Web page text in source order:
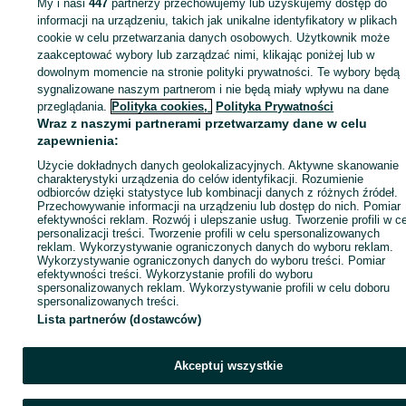
Zaloguj się lub załóż konto na OLX, aby skontaktować się z
sprzedającym
Zaloguj się / Załóż konto
Wyślij wiadomość
My i nasi447 partnerzy przechowujemy lub uzyskujemy dostęp do
informacji na urządzeniu, takich jak unikalne identyfikatory w plikach
cookie w celu przetwarzania danych osobowych. Użytkownik może
zaakceptować wybory lub zarządzać nimi, klikając poniżej lub w
dowolnym momencie na stronie polityki prywatności. Te wybory będą
sygnalizowane naszym partnerom i nie będą miały wpływu na dane
przeglądania. Polityka cookies, Polityka Prywatności
Wraz z naszymi partnerami przetwarzamy dane w celu
zapewnienia:
Użycie dokładnych danych geolokalizacyjnych. Aktywne skanowanie
charakterystyki urządzenia do celów identyfikacji. Rozumienie
odbiorców dzięki statystyce lub kombinacji danych z różnych źródeł.
Przechowywanie informacji na urządzeniu lub dostęp do nich. Pomiar
efektywności reklam. Rozwój i ulepszanie usług. Tworzenie profili w
personalizacji treści. Tworzenie profili w celu spersonalizowanych
reklam. Wykorzystywanie ograniczonych danych do wyboru reklam.
Wykorzystywanie ograniczonych danych do wyboru treści. Pomiar
efektywności treści. Wykorzystanie profili do wyboru
spersonalizowanych reklam. Wykorzystywanie profili w celu doboru
spersonalizowanych treści.
Lista partnerów (dostawców)
Akceptuj wszystkie